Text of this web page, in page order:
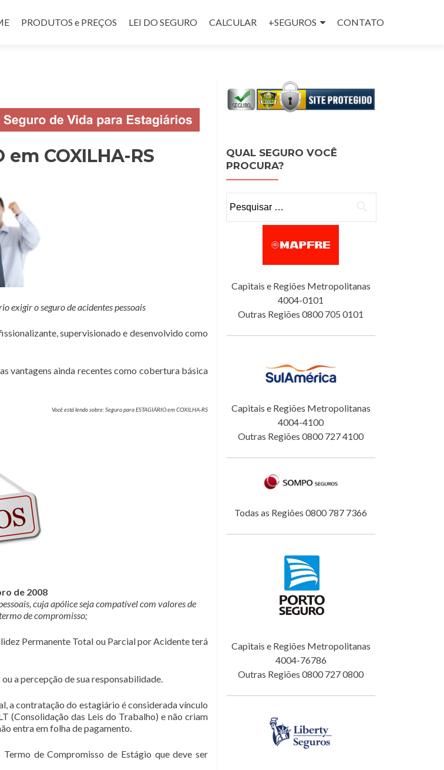
PRODUTOS e PREÇOS LEI DO SEGURO CALCULAR +SEGUROS CONTATO
COXILHA-RS
exigir o seguro de acidentes pessoais
supervisionado e desenvolvido como
vantagens ainda recentes como cobertura básica
Você está lendo sobre: Seguro para ESTAGIÁRIO em COXILHA-RS
de 2008
cuja apólice seja compatível com valores de
de compromisso;
Permanente Total ou Parcial por Acidente terá
a percepção de sua responsabilidade.
a contratação do estagiário é considerada vínculo
(Consolidação das Leis do Trabalho) e não criam
entra em folha de pagamento.
de Compromisso de Estágio que deve ser
QUAL SEGURO VOCÊ
PROCURA?
Capitais e Regiões Metropolitanas
4004-0101
Outras Regiões 0800 705 0101
Capitais e Regiões Metropolitanas
4004-4100
Outras Regiões 0800 727 4100
Todas as Regiões 0800 787 7366
Capitais e Regiões Metropolitanas
4004-76786
Outras Regiões 0800 727 0800